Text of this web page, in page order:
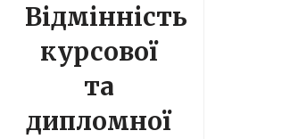
Відмінність
курсової
та
дипломної